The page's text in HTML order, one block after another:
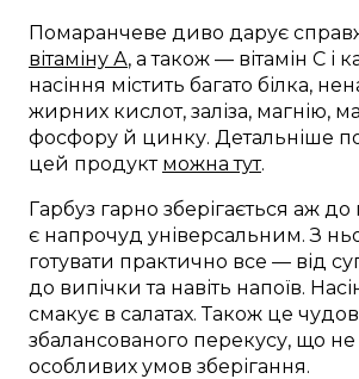
Помаранчеве диво дарує
вітаміну А, а також — вітамін С і
насіння містить багато білка,
жирних кислот, заліза, магнію,
фосфору й цинку. Детальніше
цей продукт можна тут.
Гарбуз гарно зберігається аж до
є напрочуд універсальним. З
готувати практично все — від
до випічки та навіть напоїв.
смакує в салатах. Також це
збалансованого перекусу, що
особливих умов зберігання.